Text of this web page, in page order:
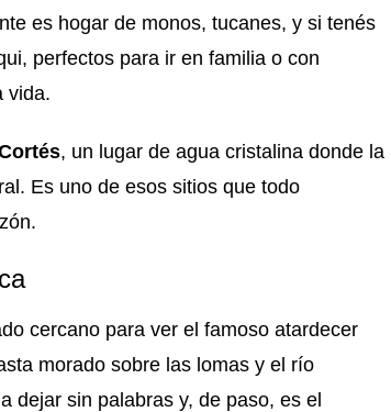
es hogar de monos, tucanes, y si tenés
perfectos para ir en familia o con
vida.
, un lugar de agua cristalina donde la
Es uno de esos sitios que todo
cercano para ver el famoso atardecer
morado sobre las lomas y el río
dejar sin palabras y, de paso, es el